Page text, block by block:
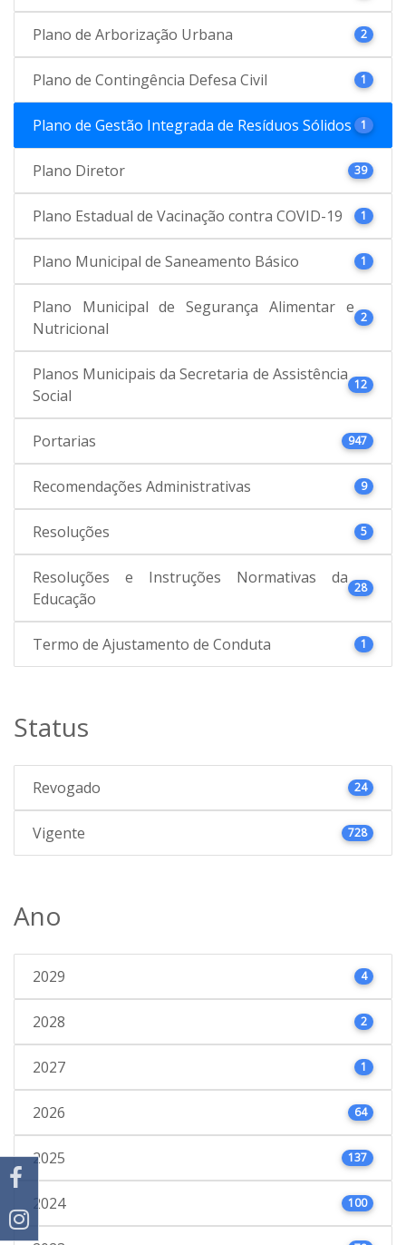
Plano de Arborização Urbana 2
Plano de Contingência Defesa Civil 1
Plano de Gestão Integrada de Resíduos Sólidos 1
Plano Diretor 39
Plano Estadual de Vacinação contra COVID-19 1
Plano Municipal de Saneamento Básico 1
Plano Municipal de Segurança Alimentar e
Nutricional
2
Planos Municipais da Secretaria de Assistência
Social
12
Portarias 947
Recomendações Administrativas 9
Resoluções 5
Resoluções e Instruções Normativas da
Educação
28
Termo de Ajustamento de Conduta 1
Status
Revogado 24
Vigente 728
Ano
2029 4
2028 2
2027 1
2026 64
2025 137
2024 100